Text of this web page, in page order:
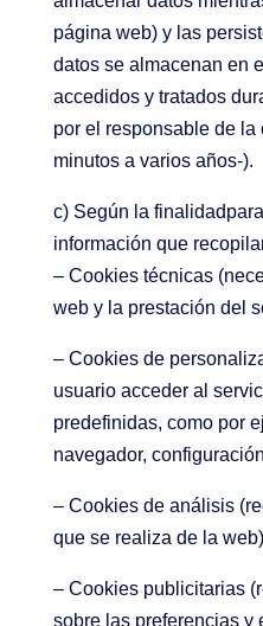
página web) y las
datos se almacenan en
accedidos y tratados
por el responsable de
minutos a varios años-).
c) Según la
información que
– Cookies técnicas
web y la prestación del
– Cookies de
usuario acceder al
predefinidas, como por
navegador,
– Cookies de análisis
que se realiza de la
– Cookies publicitarias
sobre las preferencias y